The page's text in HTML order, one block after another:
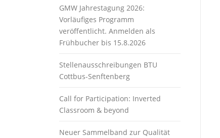
GMW Jahrestagung 2026:
Vorläufiges Programm
veröffentlicht. Anmelden als
Frühbucher bis 15.8.2026
Stellenausschreibungen BTU
Cottbus-Senftenberg
Call for Participation: Inverted
Classroom & beyond
Neuer Sammelband zur Qualität